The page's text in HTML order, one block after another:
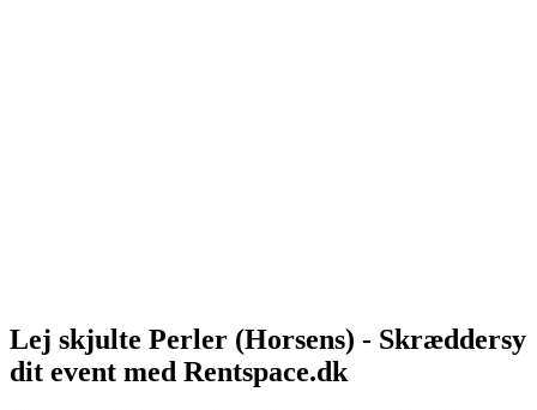
Lej skjulte Perler (Horsens) - Skræddersy
dit event med Rentspace.dk